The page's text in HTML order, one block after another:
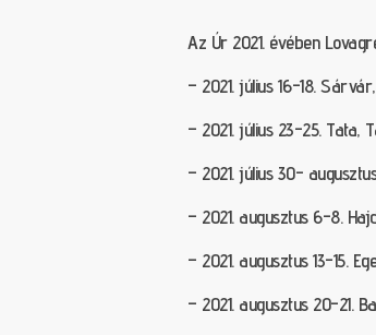
Az Úr 2021. évében
– 2021. július 16-18.
– 2021. július 23-25. Tata,
– 2021. július 30-
– 2021. augusztus 6-8.
– 2021. augusztus 13-15.
– 2021. augusztus 20-21.